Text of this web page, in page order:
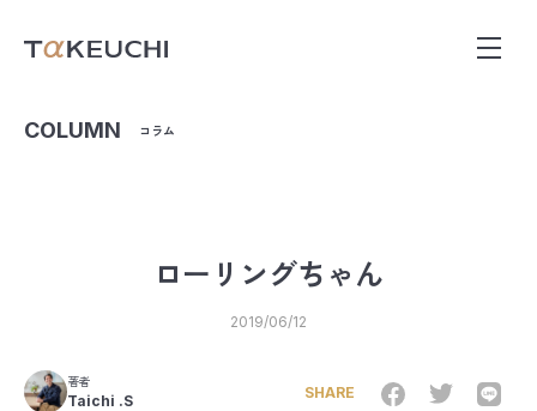
COLUMN コラム
ローリングちゃん
2019/06/12
著者
Taichi .S SHARE